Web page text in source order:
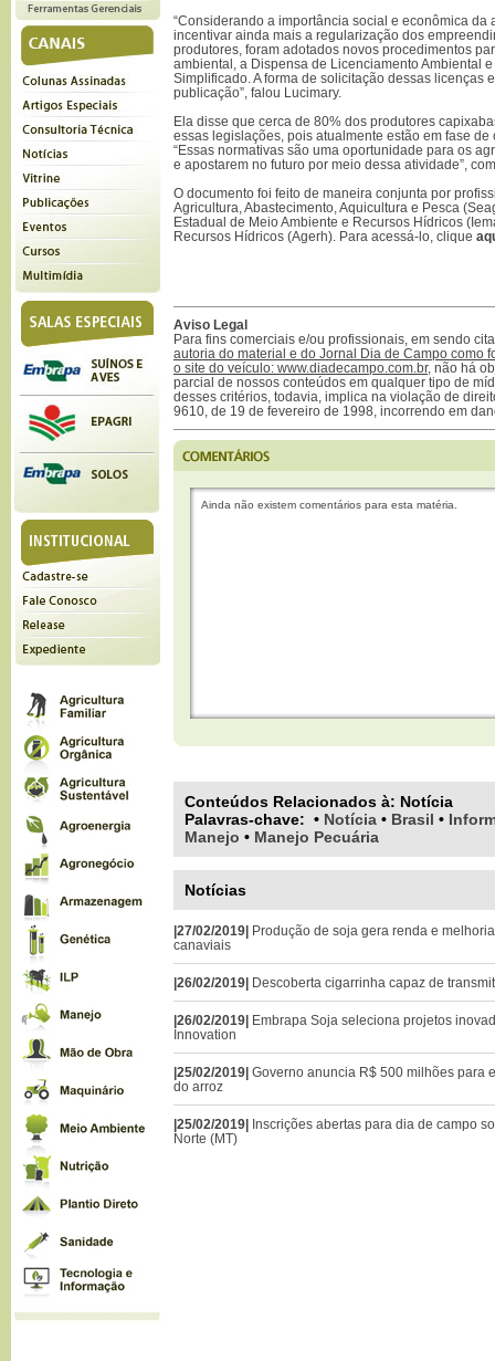
“Considerando a importância social e econômica da
incentivar ainda mais a regularização dos
produtores, foram adotados novos procedimentos
ambiental, a Dispensa de Licenciamento Ambiental
Simplificado. A forma de solicitação dessas licenças
publicação”, falou Lucimary.
Ela disse que cerca de 80% dos produtores
essas legislações, pois atualmente estão em fase
“Essas normativas são uma oportunidade para os
e apostarem no futuro por meio dessa atividade”,
O documento foi feito de maneira conjunta por
Agricultura, Abastecimento, Aquicultura e Pesca
Estadual de Meio Ambiente e Recursos Hídricos
Recursos Hídricos (Agerh). Para acessá-lo, clique
Aviso Legal
Para fins comerciais e/ou profissionais, em sendo
autoria do material e do Jornal Dia de Campo como
o site do veículo: www.diadecampo.com.br, não há
parcial de nossos conteúdos em qualquer tipo de
desses critérios, todavia, implica na violação de
9610, de 19 de fevereiro de 1998, incorrendo em
Ainda não existem comentários para esta matéria.
Conteúdos Relacionados à: Notícia
Palavras-chave: • Notícia • Brasil •
Manejo • Manejo Pecuária
Notícias
|27/02/2019| Produção de soja gera renda e
canaviais
|26/02/2019| Descoberta cigarrinha capaz de
|26/02/2019| Embrapa Soja seleciona projetos
Innovation
|25/02/2019| Governo anuncia R$ 500 milhões para
do arroz
|25/02/2019| Inscrições abertas para dia de campo
Norte (MT)